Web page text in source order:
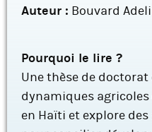
Auteur : Bouvard
Pourquoi le lire ?
Une thèse de
dynamiques
en Haïti et explore